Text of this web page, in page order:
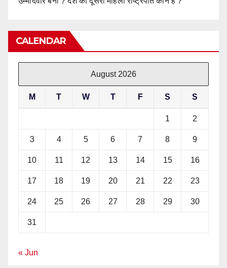
CALENDAR
August 2026
M T W T F S S
1 2
3 4 5 6 7 8 9
10 11 12 13 14 15 16
17 18 19 20 21 22 23
24 25 26 27 28 29 30
31
« Jun